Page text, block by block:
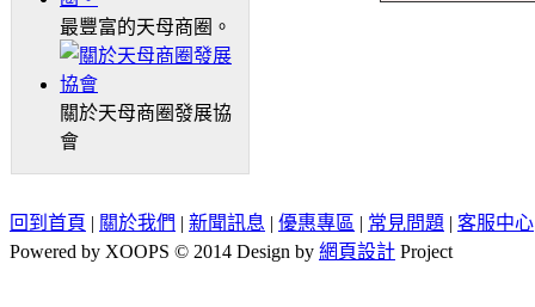
最豐富的天母商圈。
關於天母商圈發展協
會
回到首頁 | 關於我們 | 新聞訊息 | 優惠專區 | 常見問題 | 客服中心
Powered by XOOPS © 2014 Design by 網頁設計 Project